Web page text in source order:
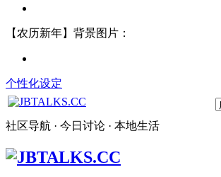
【农历新年】背景图片：
个性化设定
社区导航 · 今日讨论 · 本地生活